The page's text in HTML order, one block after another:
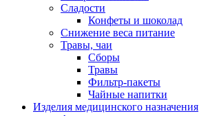
Сладости
Конфеты и шоколад
Снижение веса питание
Травы, чаи
Сборы
Травы
Фильтр-пакеты
Чайные напитки
Изделия медицинского назначения